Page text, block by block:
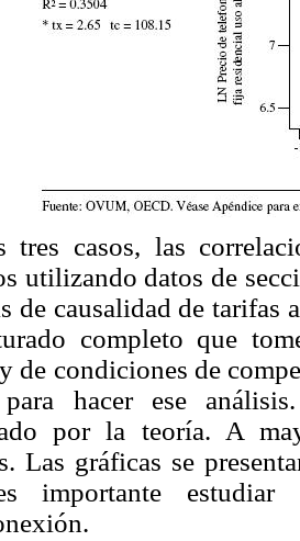
tres casos, las
utilizando datos de
de causalidad de tarifas
completo que
de condiciones de
para hacer ese
por la teoría. A
Las gráficas se
importante